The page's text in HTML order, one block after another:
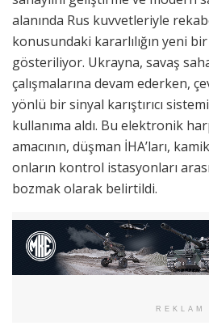
alanında Rus kuvvetleriyle
konusundaki kararlılığın yeni
gösteriliyor. Ukrayna, savaş
çalışmalarına devam ederken,
yönlü bir sinyal karıştırıcı
kullanıma aldı. Bu elektronik
amacının, düşman İHA’ları,
onların kontrol istasyonları
bozmak olarak belirtildi.
REKLAM